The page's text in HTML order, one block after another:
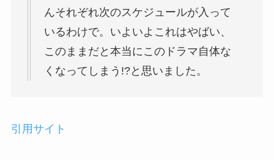
んそれぞれ次のスケジュールが入って
いるわけで。いよいよこれはやばい、
このままだと本当にこのドラマ自体な
くなってしまう!?と思いました。
引用サイト